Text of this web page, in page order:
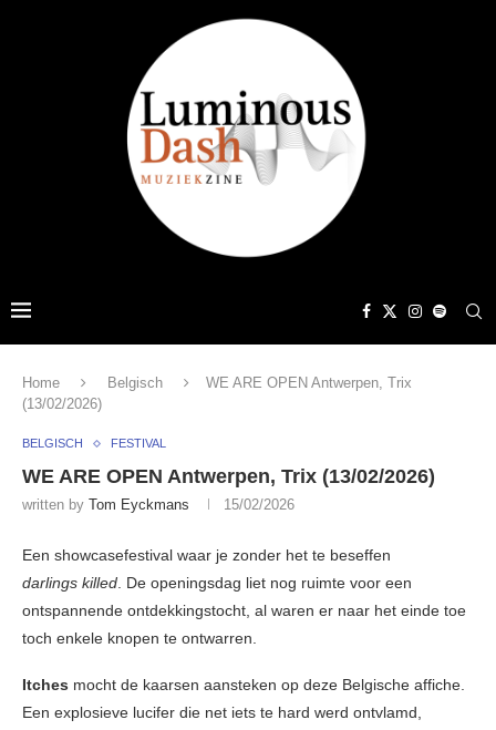
Home Belgisch
WE ARE OPEN Antwerpen, Trix
(13/02/2026)
BELGISCH FESTIVAL
WE ARE OPEN Antwerpen, Trix (13/02/2026)
written by Tom Eyckmans 15/02/2026
Een showcasefestival waar je zonder het te beseffen
darlings killed. De openingsdag liet nog ruimte voor een
ontspannende ontdekkingstocht, al waren er naar het einde toe
toch enkele knopen te ontwarren.
Itches mocht de kaarsen aansteken op deze Belgische affiche.
Een explosieve lucifer die net iets te hard werd ontvlamd,